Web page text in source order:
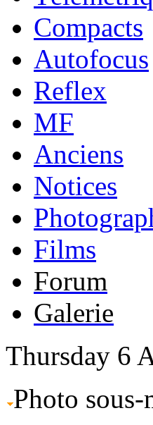
Compacts
Autofocus
Reflex
MF
Anciens
Notices
Films
Forum
Galerie
Thursday 6
Photo sous-